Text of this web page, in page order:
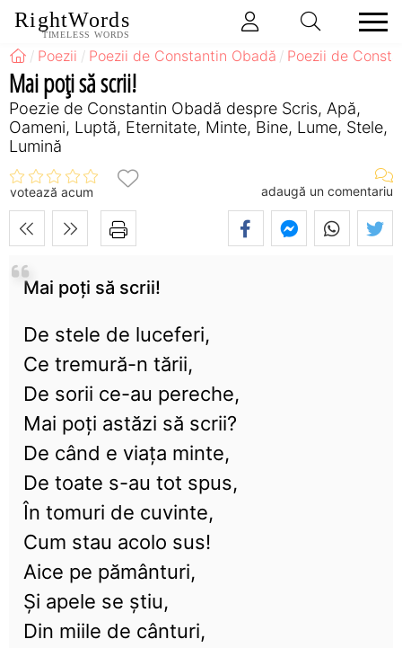
RightWords
TIMELESS WORDS
Poezii Poezii de Constantin Obadă Poezii de
Mai poți să scrii!
Poezie de Constantin Obadă despre Scris, Apă,
Oameni, Luptă, Eternitate, Minte, Bine, Lume, Stele,
Lumină
votează acum adaugă un comentariu
Mai poți să scrii!
De stele de luceferi,
Ce tremură-n tării,
De sorii ce-au pereche,
Mai poți astăzi să scrii?
De când e viața minte,
De toate s-au tot spus,
În tomuri de cuvinte,
Cum stau acolo sus!
Aice pe pământuri,
Și apele se știu,
Din miile de cânturi,